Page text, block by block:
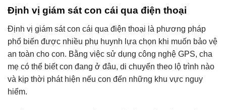
Định vị giám sát con cái qua điện thoại
Định vị giám sát con cái qua điện thoại là phương pháp
phổ biến được nhiều phụ huynh lựa chọn khi muốn bảo vệ
an toàn cho con. Bằng việc sử dụng công nghệ GPS, cha
mẹ có thể biết con đang ở đâu, di chuyển theo lộ trình nào
và kịp thời phát hiện nếu con đến những khu vực nguy
hiểm.